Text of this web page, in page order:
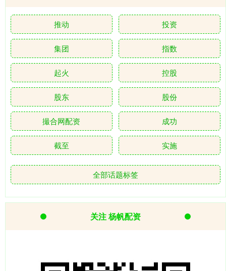
推动 投资
集团 指数
起火 控股
股东 股份
撮合网配资 成功
截至 实施
全部话题标签
关注 杨帆配资